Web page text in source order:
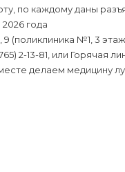
по каждому даны
года
(поликлиника №1, 3
2-13-81, или Горячая
делаем медицину